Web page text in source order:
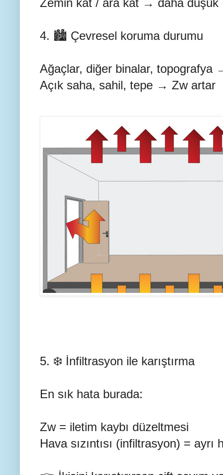
4. 🏙️ Çevresel koruma durumu
Ağaçlar, diğer binalar,
Açık saha, sahil, tepe → Zw artar
5. ❄️ İnfiltrasyon ile karıştırma
En sık hata burada:
Zw = iletim kaybı düzeltmesi
Hava sızıntısı (infiltrasyon) = ayrı